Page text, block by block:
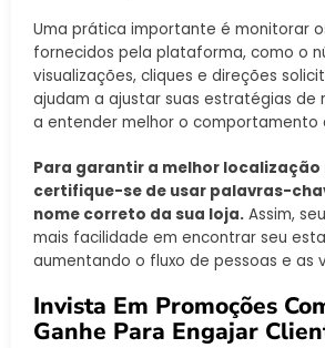
Uma prática importante é monitorar
fornecidos pela plataforma, como o
visualizações, cliques e direções
ajudam a ajustar suas estratégias de
a entender melhor o comportamento
Para garantir a melhor localização
certifique-se de usar palavras-
nome correto da sua loja. Assim,
mais facilidade em encontrar seu
aumentando o fluxo de pessoas e as
Invista Em Promoções
Ganhe Para Engajar